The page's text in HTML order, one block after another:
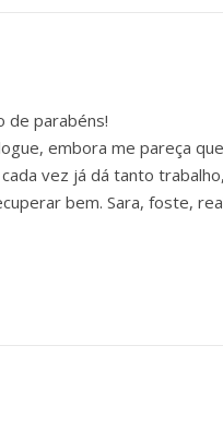
de parabéns!
embora me pareça
vez já dá tanto
bem. Sara, foste,